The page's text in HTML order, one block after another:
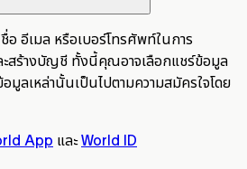
อีเมล หรือเบอร์โทรศัพท์ในการ
ะสร้างบัญชี ทั้งนี้คุณอาจเลือกแชร์ข้อมูล
มูลเหล่านั้นเป็นไปตามความสมัครใจโดย
App และWorld ID